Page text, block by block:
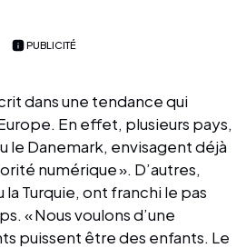
PUBLICITÉ
dans une tendance qui
En effet, plusieurs pays,
le Danemark, envisagent déjà
numérique ». D’autres,
la Turquie, ont franchi le pas
« Nous voulons d’une
puissent être des enfants. Le